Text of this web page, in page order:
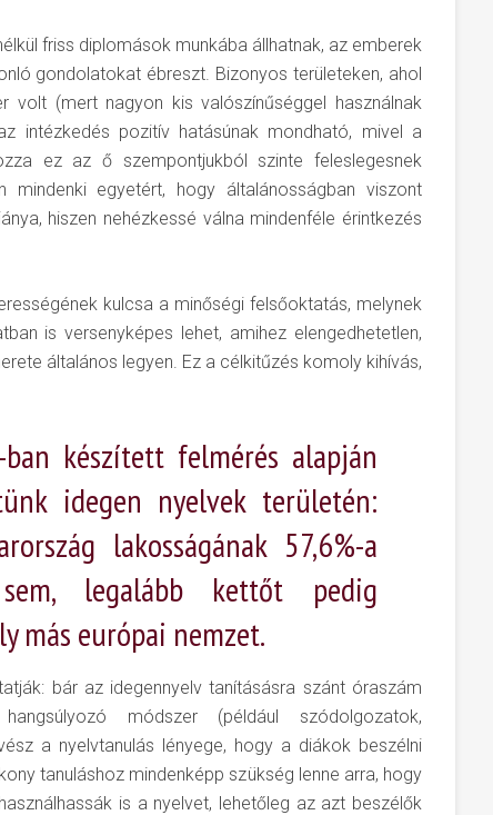
friss diplomások munkába állhatnak, az emberek
gondolatokat ébreszt. Bizonyos területeken, ahol
(mert nagyon kis valószínűséggel használnak
intézkedés pozitív hatásúnak mondható, mivel a
ez az ő szempontjukból szinte feleslegesnek
mindenki egyetért, hogy általánosságban viszont
hiszen nehézkessé válna mindenféle érintkezés
kulcsa a minőségi felsőoktatás, melynek
is versenyképes lehet, amihez elengedhetetlen,
általános legyen. Ez a célkitűzés komoly kihívás,
készített felmérés alapján
idegen nyelvek területén:
lakosságának 57,6%-a
legalább kettőt pedig
más európai nemzet.
bár az idegennyelv tanításásra szánt óraszám
módszer (például szódolgozatok,
a nyelvtanulás lényege, hogy a diákok beszélni
tanuláshoz mindenképp szükség lenne arra, hogy
is a nyelvet, lehetőleg az azt beszélők